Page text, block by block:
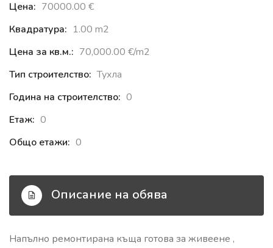
Цена: 70000.00 €‎
Квадратура: 1.00 m2
Цена за кв.м.: 70,000.00 €‎/m2
Тип строителство: Тухла
Година на строителство: 0
Етаж: 0
Общо етажи: 0
Описание на обява
Напълно ремонтирана къща готова за живеене ,